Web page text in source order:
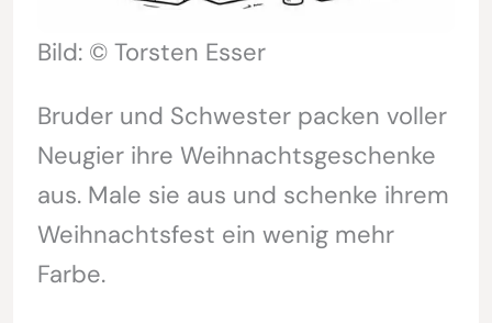
Bild: © Torsten Esser
Bruder und Schwester packen voller
Neugier ihre Weihnachtsgeschenke
aus. Male sie aus und schenke ihrem
Weihnachtsfest ein wenig mehr
Farbe.